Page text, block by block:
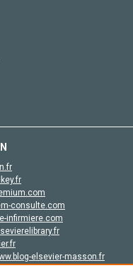
consulte.com
infirmiere.com
elsevier-masson.fr